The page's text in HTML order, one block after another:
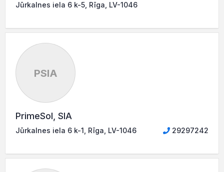
Jūrkalnes iela 6 k-5, Rīga, LV-1046
PSIA
PrimeSol, SIA
Jūrkalnes iela 6 k-1, Rīga, LV-1046 29297242